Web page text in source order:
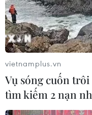
vietnamplus.vn
Vụ sóng cuốn
tìm kiếm 2 nạn